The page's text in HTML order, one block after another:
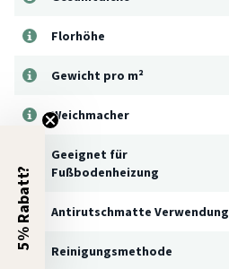
Florhöhe
Gewicht pro m²
Weichmacher
Geeignet für
Fußbodenheizung
Antirutschmatte Verwendung
Reinigungsmethode
5% Rabatt?